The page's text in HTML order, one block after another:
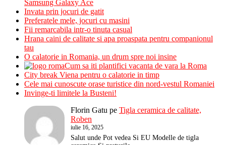
Samsung Galaxy Ace
Invata prin jocuri de gatit
Preferatele mele, jocuri cu masini
Fii remarcabila intr-o tinuta casual
Hrana caini de calitate si apa proaspata pentru companionul
tau
O calatorie in Romania, un drum spre noi insine
Cum sa iti plantifici vacanta de vara la Roma
City break Viena pentru o calatorie in timp
Cele mai cunoscute orase turistice din nord-vestul Romaniei
Invinge-ti limitele la Busteni!
Florin Gatu pe Tigla ceramica de calitate,
Roben
iulie 16, 2025
Salut unde Pot vedea Si EU Modelle de tigla